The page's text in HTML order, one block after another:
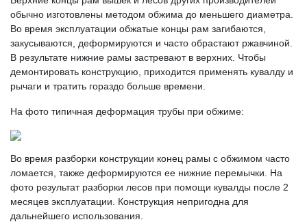
обычно изготовлены методом обжима до меньшего диаметра.
Во время эксплуатации обжатые концы рам загибаются,
закусываются, деформируются и часто обрастают ржавчиной.
В результате нижние рамы застревают в верхних. Чтобы
демонтировать конструкцию, приходится применять кувалду и
рычаги и тратить гораздо больше времени.
На фото типичная деформация трубы при обжиме:
Во время разборки конструкции конец рамы с обжимом часто
ломается, также деформируются ее нижние перемычки. На
фото результат разборки лесов при помощи кувалды после 2
месяцев эксплуатации. Конструкция непригодна для
дальнейшего использования.